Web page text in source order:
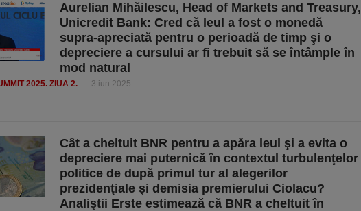
Aurelian Mihăilescu, Head of Markets and Treasury,
Unicredit Bank: Cred că leul a fost o monedă
supra-apreciată pentru o perioadă de timp şi o
depreciere a cursului ar fi trebuit să se întâmple în
mod natural
2025. ZIUA 2. 3 iun 2025
Cât a cheltuit BNR pentru a apăra leul şi a evita o
depreciere mai puternică în contextul turbulenţelor
politice de după primul tur al alegerilor
prezidenţiale şi demisia premierului Ciolacu?
Analiştii Erste estimează că BNR a cheltuit în